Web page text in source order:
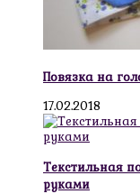
Повязка на
17.02.2018
Текстильная
руками